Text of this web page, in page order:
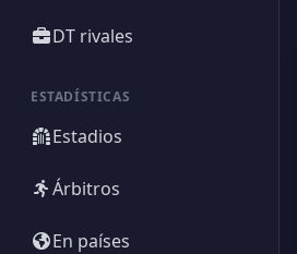
DT rivales
ESTADÍSTICAS
Estadios
Árbitros
En países